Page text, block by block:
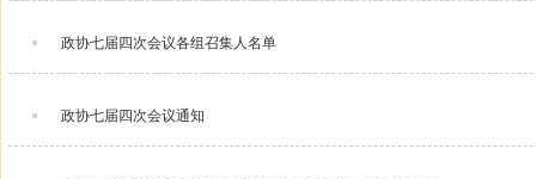
政协七届四次会议各组召集人名单
政协七届四次会议通知